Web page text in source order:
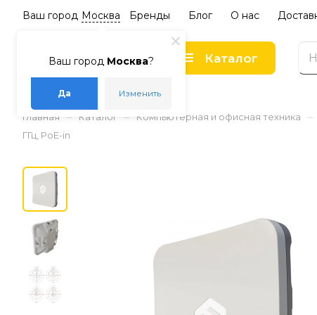
Ваш город Москва?
Да Изменить
Ваш город Москва Бренды Блог О нас
Каталог
Главная – Каталог – Компьютерная и офисная техника –
ГГц, PoE-in